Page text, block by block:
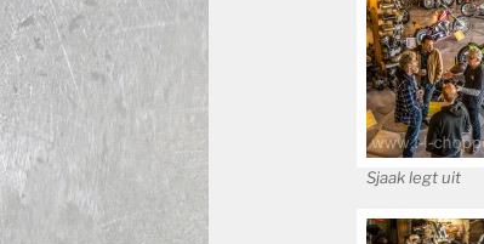
Sjaak legt uit